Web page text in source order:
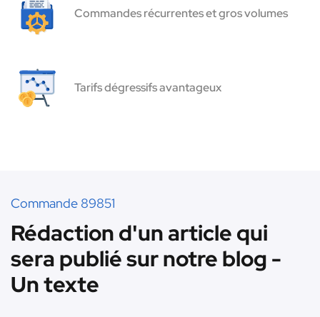
Commandes récurrentes et gros volumes
Tarifs dégressifs avantageux
Commande 89851
Rédaction d'un article qui
sera publié sur notre blog -
Un texte